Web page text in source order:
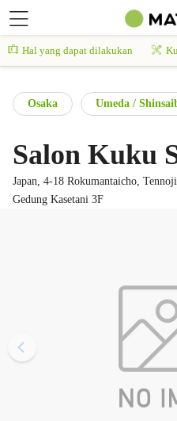
Hal yang dapat dilakukan
Osaka Umeda /
Salon Kuku
Japan, 4-18 Rokumantaicho,
Gedung Kasetani 3F